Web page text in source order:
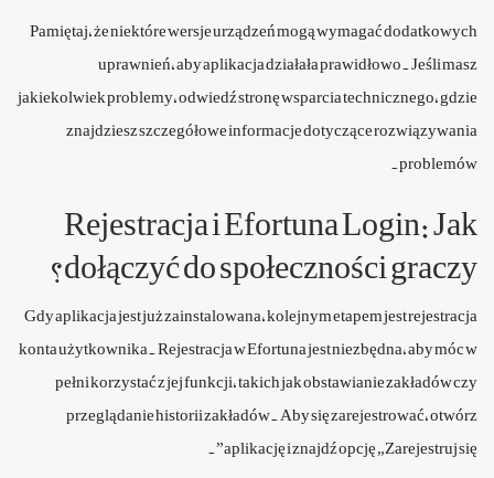
Pamiętaj, że niektóre wersje urządzeń mogą wymagać dodatkowych
uprawnień, aby aplikacja działała prawidłowo. Jeśli masz
jakiekolwiek problemy, odwiedź stronę wsparcia technicznego, gdzie
znajdziesz szczegółowe informacje dotyczące rozwiązywania
problemów.
Rejestracja i Efortuna Login: Jak
dołączyć do społeczności graczy?
Gdy aplikacja jest już zainstalowana, kolejnym etapem jest rejestracja
konta użytkownika. Rejestracja w Efortuna jest niezbędna, aby móc w
pełni korzystać z jej funkcji, takich jak obstawianie zakładów czy
przeglądanie historii zakładów. Aby się zarejestrować, otwórz
aplikację i znajdź opcję „Zarejestruj się”.